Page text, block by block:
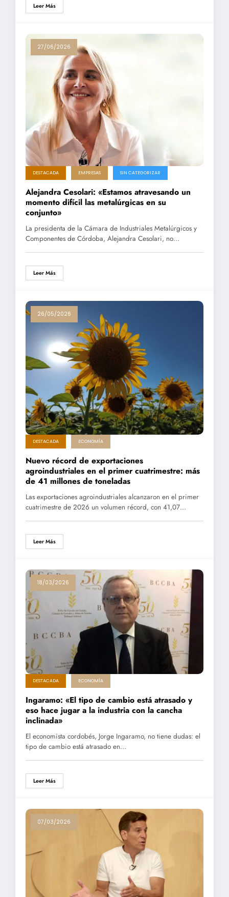
Leer Más
27/06/2026
DESTACADA EMPRESAS SIN CATEGORIZAR
Alejandra Cesolari: «Estamos atravesando un
momento difícil las metalúrgicas en su
conjunto»
La presidenta de la Cámara de Industriales Metalúrgicos y
Componentes de Córdoba, Alejandra Cesolari, no…
Leer Más
26/05/2026
DESTACADA ECONOMÍA
Nuevo récord de exportaciones
agroindustriales en el primer cuatrimestre: más
de 41 millones de toneladas
Las exportaciones agroindustriales alcanzaron en el primer
cuatrimestre de 2026 un volumen récord, con 41,07…
Leer Más
18/03/2026
DESTACADA ECONOMÍA
Ingaramo: «El tipo de cambio está atrasado y
eso hace jugar a la industria con la cancha
inclinada»
El economista cordobés, Jorge Ingaramo, no tiene dudas: el
tipo de cambio está atrasado en…
Leer Más
07/03/2026